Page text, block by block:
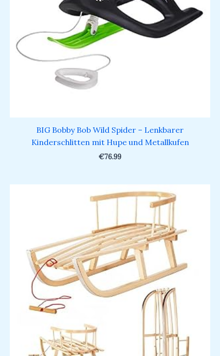
BIG Bobby Bob Wild Spider – Lenkbarer
Kinderschlitten mit Hupe und Metallkufen
€76.99